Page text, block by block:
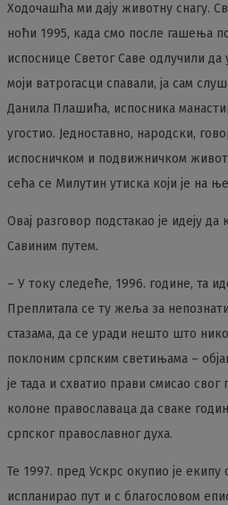
Ходочашћа ми дају животну снагу.
ноћи 1995, када смо после гашења
испоснице Светог Саве одлучили
моји ватрогасци спавали, ја сам
Данила Плашића, испосника
угостио. Једноставно, народски,
испосничком и подвижничком
сећа се Милутин утиска који је на
Овај разговор подстакао је идеју
Савиним путем.
– У току следеће, 1996. године, та
Преплитала се ту жеља за
стазама, да се уради нешто што
поклоним српским светињама –
је тада и схватио прави смисао
колоне православаца да сваке
српског православног духа.
Те 1997. пред Ускрс окупио је
испланирао пут и с благословом